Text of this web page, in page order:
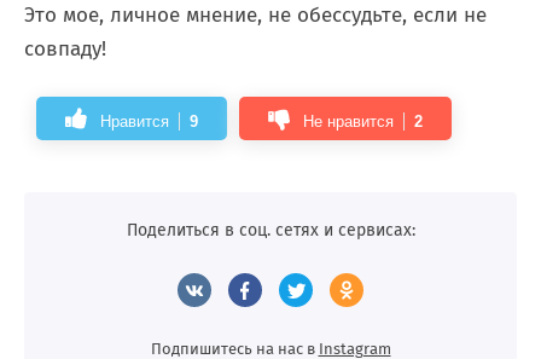
Это мое, личное мнение, не обессудьте, если не
совпаду!
Нравится 9 Не нравится 2
Поделиться в соц. сетях и сервисах:
Подпишитесь на нас в Instagram